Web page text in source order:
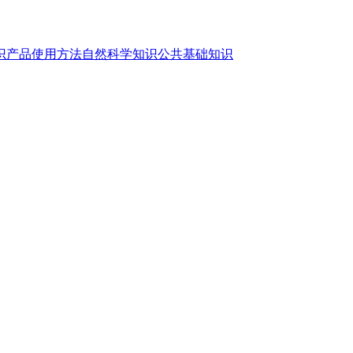
产品使用方法自然科学知识公共基础知识